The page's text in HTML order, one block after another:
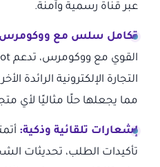
عبر قناة رسمية وآمنة.
تكامل سلس مع ووكومرس
التجارة الإلكترونية الرائدة
مما يجعلها حلًا مثاليًا لأي
إشعارات تلقائية وذكية:
تأكيدات الطلب، تحديثات